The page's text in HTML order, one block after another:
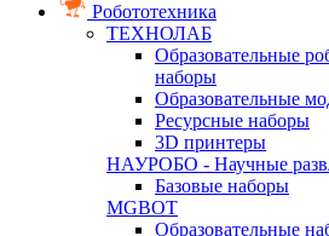
Робототехника
ТЕХНОЛАБ
Образовательные
наборы
Образовательные
Ресурсные наборы
3D принтеры
НАУРОБО - Научные
Базовые наборы
MGBOT
Образовательные